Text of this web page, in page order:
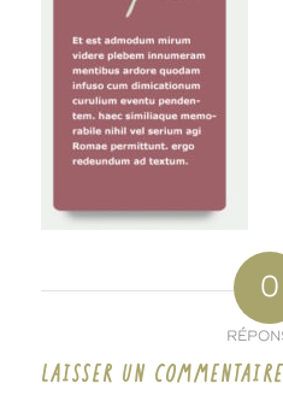
0
LAISSER UN COMMENTAIRE